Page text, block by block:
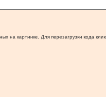
на картинке. Для перезагрузки кода